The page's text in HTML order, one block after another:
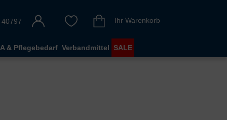
Ihr Warenkorb
& Pflegebedarf Verbandmittel SALE